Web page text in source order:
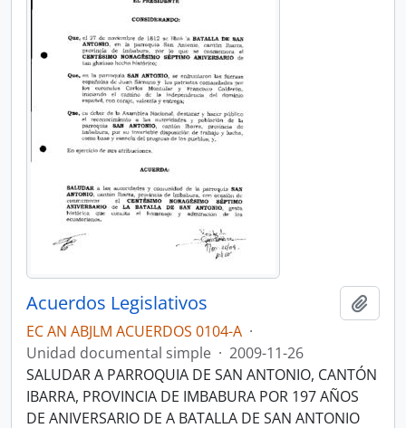
Acuerdos Legislativos
EC AN ABJLM ACUERDOS 0104-A ·
Unidad documental simple · 2009-11-26
SALUDAR A PARROQUIA DE SAN ANTONIO, CANTÓN
IBARRA, PROVINCIA DE IMBABURA POR 197 AÑOS
DE ANIVERSARIO DE A BATALLA DE SAN ANTONIO